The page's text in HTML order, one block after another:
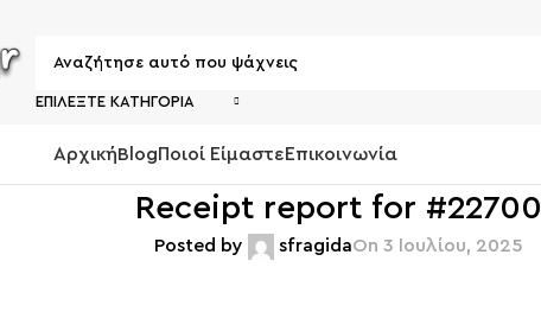
ΕΠΙΛΈΞΤΕ ΚΑΤΗΓΟΡΊΑ
ΑρχικήBlogΠοιοί ΕίμαστεΕπικοινωνία
Receipt report for #22700
Posted by sfragidaOn 3 Ιουλίου, 2025